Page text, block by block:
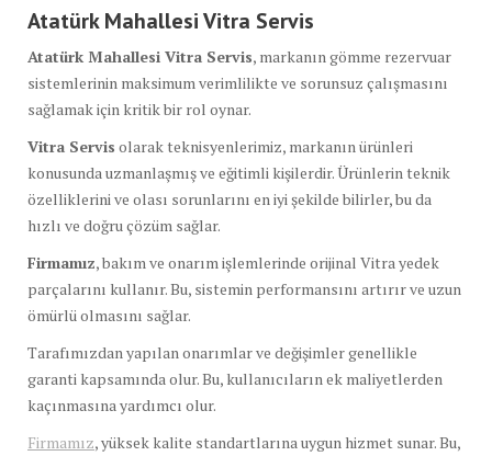
Atatürk Mahallesi Vitra Servis
Atatürk Mahallesi Vitra Servis, markanın gömme rezervuar
sistemlerinin maksimum verimlilikte ve sorunsuz çalışmasını
sağlamak için kritik bir rol oynar.
Vitra Servis olarak teknisyenlerimiz, markanın ürünleri
konusunda uzmanlaşmış ve eğitimli kişilerdir. Ürünlerin teknik
özelliklerini ve olası sorunlarını en iyi şekilde bilirler, bu da
hızlı ve doğru çözüm sağlar.
Firmamız, bakım ve onarım işlemlerinde orijinal Vitra yedek
parçalarını kullanır. Bu, sistemin performansını artırır ve uzun
ömürlü olmasını sağlar.
Tarafımızdan yapılan onarımlar ve değişimler genellikle
garanti kapsamında olur. Bu, kullanıcıların ek maliyetlerden
kaçınmasına yardımcı olur.
Firmamız, yüksek kalite standartlarına uygun hizmet sunar. Bu,